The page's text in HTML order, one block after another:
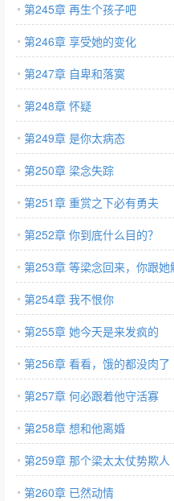
第245章 再生个孩子吧
第246章 享受她的变化
第247章 自卑和落寞
第248章 怀疑
第249章 是你太病态
第250章 梁念失踪
第251章 重赏之下必有勇夫
第252章 你到底什么目的？
第253章 等梁念回来，你跟她
第254章 我不恨你
第255章 她今天是来发疯的
第256章 看看，饿的都没肉了
第257章 何必跟着他守活寡
第258章 想和他离婚
第259章 那个梁太太仗势欺人
第260章 已然动情